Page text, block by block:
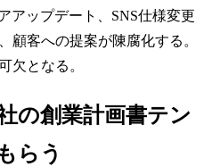
アップデート、SNS仕様変更
顧客への提案が陳腐化する。
欠となる。
の創業計画書テン
らう